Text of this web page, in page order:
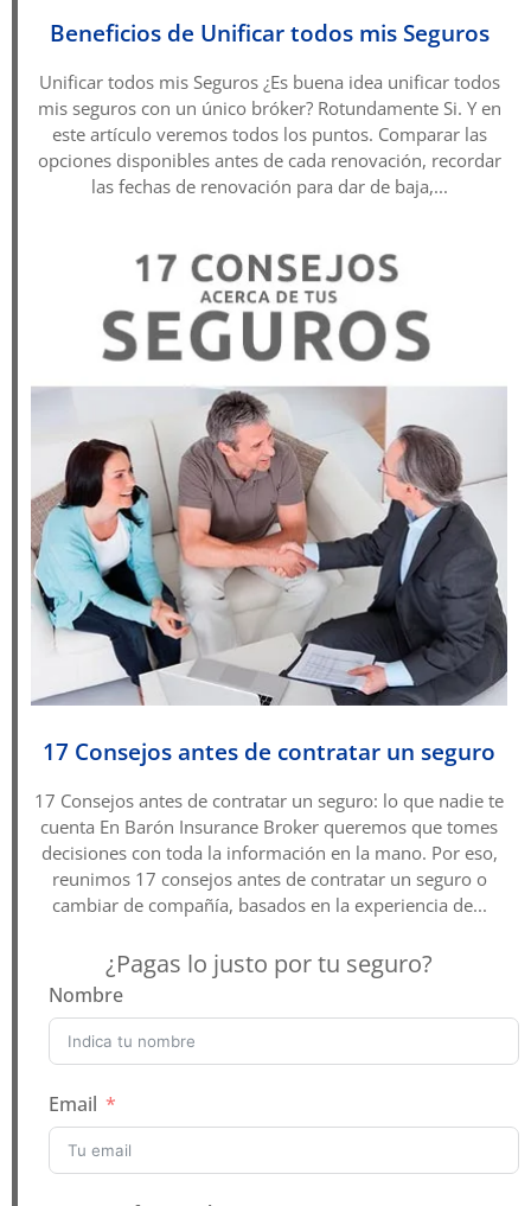
Beneficios de Unificar todos mis Seguros
Unificar todos mis Seguros ¿Es buena idea unificar todos
mis seguros con un único bróker? Rotundamente Si. Y en
este artículo veremos todos los puntos. Comparar las
opciones disponibles antes de cada renovación, recordar
las fechas de renovación para dar de baja,...
17 Consejos antes de contratar un seguro
17 Consejos antes de contratar un seguro: lo que nadie te
cuenta En Barón Insurance Broker queremos que tomes
decisiones con toda la información en la mano. Por eso,
reunimos 17 consejos antes de contratar un seguro o
cambiar de compañía, basados en la experiencia de...
¿Pagas lo justo por tu seguro?
Nombre
Email